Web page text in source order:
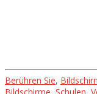
Berühren Sie,